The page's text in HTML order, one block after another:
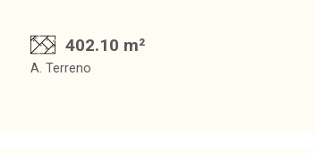
402.10 m²
A. Terreno